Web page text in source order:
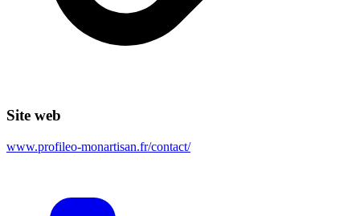
Site web
www.profileo-monartisan.fr/contact/